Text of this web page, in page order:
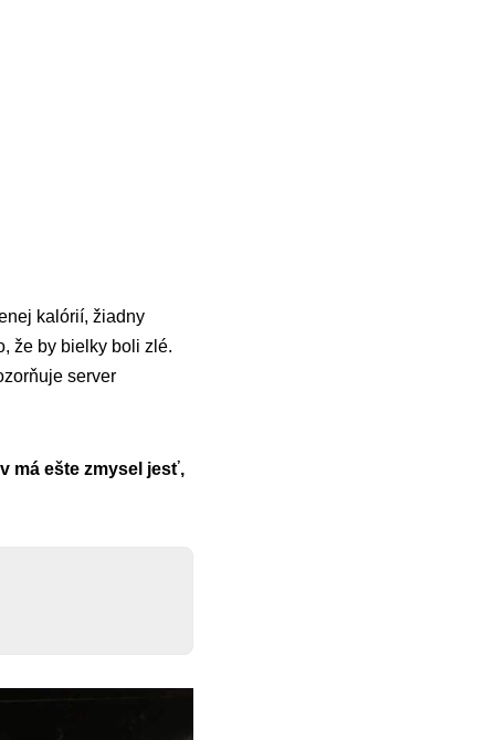
kalórií, žiadny
že by bielky boli zlé.
server
má ešte zmysel jesť,